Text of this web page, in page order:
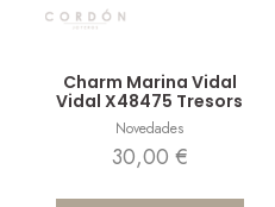
Charm Marina Vidal
Vidal X48475 Tresors
Novedades
30,00 €